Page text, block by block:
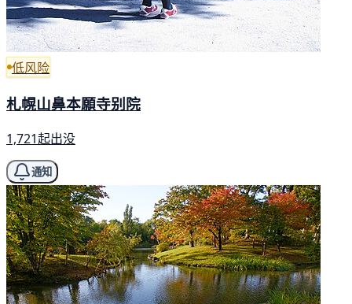
低风险
札幌山鼻本願寺别院
1,721起出没
通知